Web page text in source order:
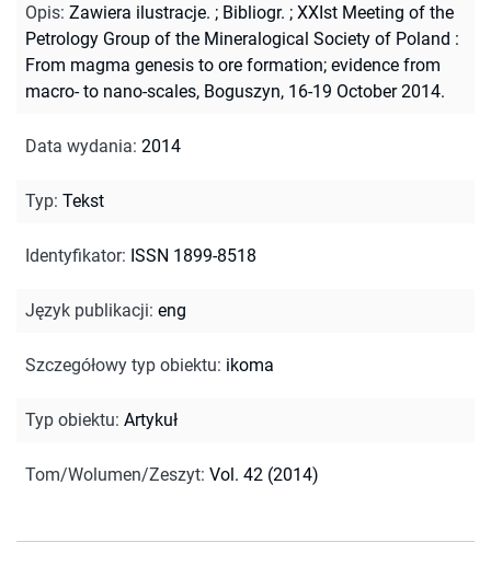
Opis: Zawiera ilustracje. ; Bibliogr. ; XXIst Meeting of the
Petrology Group of the Mineralogical Society of Poland :
From magma genesis to ore formation; evidence from
macro- to nano-scales, Boguszyn, 16-19 October 2014.
Data wydania: 2014
Typ: Tekst
Identyfikator: ISSN 1899-8518
Język publikacji: eng
Szczegółowy typ obiektu: ikoma
Typ obiektu: Artykuł
Tom/Wolumen/Zeszyt: Vol. 42 (2014)